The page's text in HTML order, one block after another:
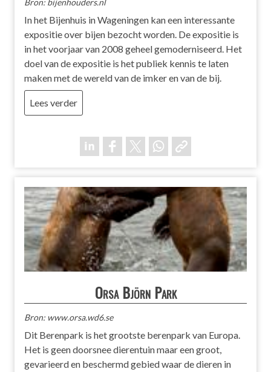
Bron: bijenhouders.nl
In het Bijenhuis in Wageningen kan een interessante
expositie over bijen bezocht worden. De expositie is
in het voorjaar van 2008 geheel gemoderniseerd. Het
doel van de expositie is het publiek kennis te laten
maken met de wereld van de imker en van de bij.
Lees verder
Orsa Björn Park
Bron: www.orsa.wd6.se
Dit Berenpark is het grootste berenpark van Europa.
Het is geen doorsnee dierentuin maar een groot,
gevarieerd en beschermd gebied waar de dieren in